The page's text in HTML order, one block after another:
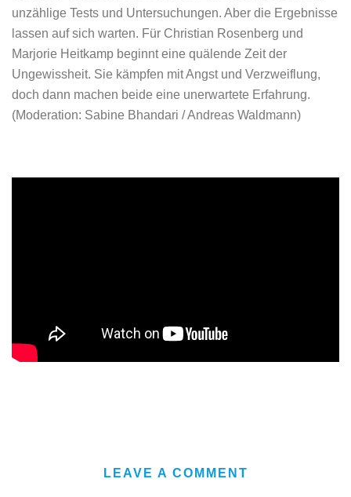
unzählige Tests und Untersuchungen. Aber die Ergebnisse
lassen auf sich warten. Für Christian Rosenberg und
Marjorie Heitkamp beginnt eine quälende Zeit der
Ungewissheit. Sie kämpfen mit Angst und Verzweiflung,
doch dann machen beide eine unerwartete Erfahrung.
(Moderation: Sabine Bhandari / Andreas Waldmann)
LEAVE A COMMENT